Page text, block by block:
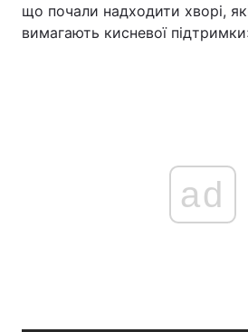
що почали надходити хворі,
вимагають кисневої
ad